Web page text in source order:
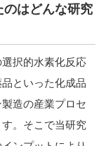
はどんな研究
択的水素化反応
といった化成品
造の産業プロセ
。そこで当研究